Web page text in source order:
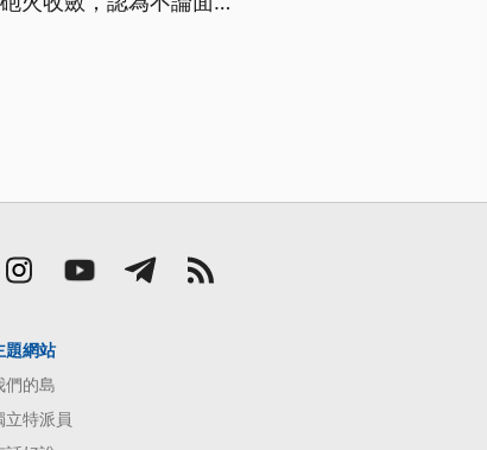
蘇貞昌、台北市長柯文
題網站
們的島
立特派員